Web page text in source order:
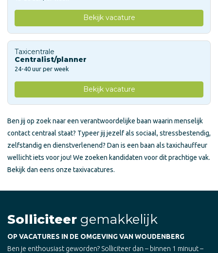
Bekijk vacature
Taxicentrale
Centralist/planner
24-40 uur per week
Bekijk vacature
Ben jij op zoek naar een verantwoordelijke baan waarin menselijk
contact centraal staat? Typeer jij jezelf als sociaal, stressbestendig,
zelfstandig en dienstverlenend? Dan is een baan als taxichauffeur
wellicht iets voor jou! We zoeken kandidaten voor dit prachtige vak.
Bekijk dan eens onze taxivacatures.
Solliciteer gemakkelijk
OP VACATURES IN DE OMGEVING VAN WOUDENBERG
Ben je enthousiast geworden? Solliciteer dan – binnen 1 minuut –